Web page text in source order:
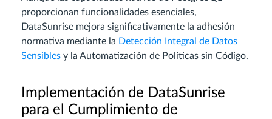
proporcionan funcionalidades esenciales,
DataSunrise mejora significativamente la adhesión
normativa mediante la Detección Integral de Datos
Sensibles y la Automatización de Políticas sin Código.
Implementación de DataSunrise
para el Cumplimiento de